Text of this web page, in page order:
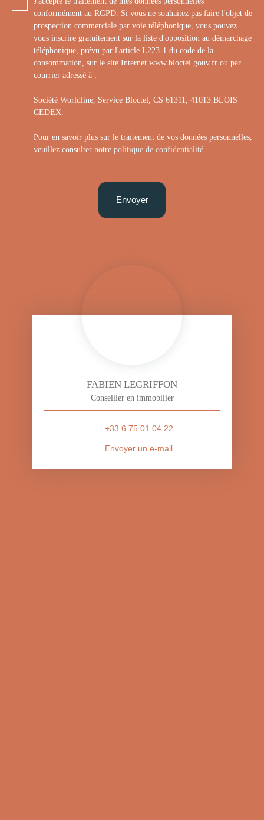
conformément au RGPD. Si vous ne souhaitez pas faire l'objet de
prospection commerciale par voie téléphonique, vous pouvez
vous inscrire gratuitement sur la liste d'opposition au démarchage
téléphonique, prévu par l'article L223-1 du code de la
consommation, sur le site Internet www.bloctel.gouv.fr ou par
courrier adressé à :
Société Worldline, Service Bloctel, CS 61311, 41013 BLOIS
CEDEX.
Pour en savoir plus sur le traitement de vos données personnelles,
veuillez consulter notre politique de confidentialité
Envoyer
FABIEN LEGRIFFON
Conseiller en immobilier
+33 6 75 01 04 22
Envoyer un e-mail